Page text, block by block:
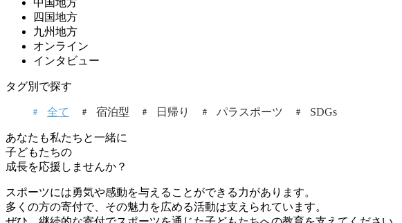
中国地方
四国地方
九州地方
オンライン
インタビュー
タグ別で探す
全て 宿泊型 日帰り パラスポーツ SDGs
あなたも私たちと一緒に
子どもたちの
成長を応援しませんか？
スポーツには勇気や感動を与えることができる力があります。
多くの方の寄付で、その魅力を広める活動は支えられています。